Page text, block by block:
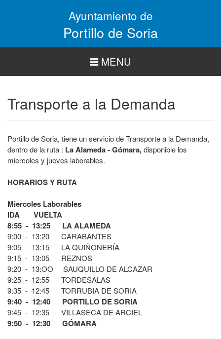
Ayuntamiento de
Portillo de Soria
MENU
Transporte a la Demanda
Portillo de Soria, tiene un servicio de Transporte a la Demanda,
dentro de la ruta : La Alameda - Gómara,disponible los
miercoles y jueves laborables.
HORARIOS Y RUTA
Miercoles Laborables
IDA VUELTA
8:55 - 13:25 LA ALAMEDA
9:00 - 13:20 CARABANTES
9:05 - 13:15 LA QUIÑONERÍA
9:15 - 13:05 REZNOS
9:20 - 13:OO SAUQUILLO DE ALCAZAR
9:25 - 12:55 TORDESALAS
9:35 - 12:45 TORRUBIA DE SORIA
9:40 - 12:40 PORTILLO DE SORIA
9:45 - 12:35 VILLASECA DE ARCIEL
9:50 - 12:30 GÓMARA